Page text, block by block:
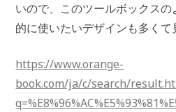
いので、このツールボックス
的に使いたいデザインも多くて
https://www.orange-
book.com/ja/c/search/